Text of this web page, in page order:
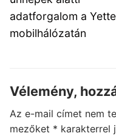
adatforgalom a
mobilhálózatán
Vélemény,
Az e-mail címet nem
mezőket * karakterrel